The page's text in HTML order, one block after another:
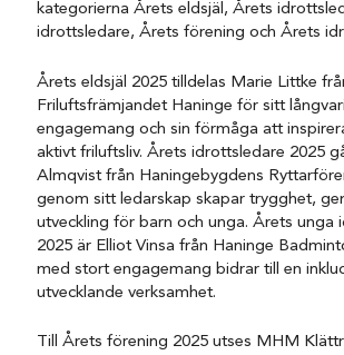
kategorierna Årets eldsjäl, Årets
idrottsledare, Årets förening och Årets
Årets eldsjäl 2025 tilldelas Marie Littke
Friluftsfrämjandet Haninge för sitt
engagemang och sin förmåga att
aktivt friluftsliv. Årets idrottsledare 2025
Almqvist från Haningebygdens
genom sitt ledarskap skapar trygghet,
utveckling för barn och unga. Årets unga
2025 är Elliot Vinsa från Haninge
med stort engagemang bidrar till en
utvecklande verksamhet.
Till Årets förening 2025 utses MHM